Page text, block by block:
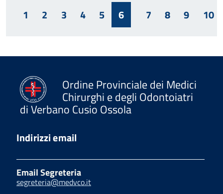
1 2 3 4 5 6 7 8 9 10
Ordine Provinciale dei Medici
Chirurghi e degli Odontoiatri
di Verbano Cusio Ossola
Indirizzi email
Email Segreteria
segreteria@medvco.it